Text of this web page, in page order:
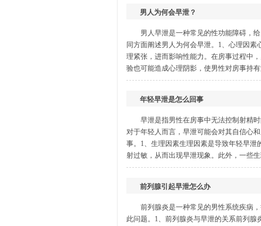
男人为何会早泄？
男人早泄是一种常见的性功能障碍，
同方面阐述男人为何会早泄。1、心理因
理紧张，进而影响性能力。在房事过程中
验也可能造成心理阴影，使男性对房事持
年轻早泄是怎么回事
早泄是指男性在房事中无法控制射精
对于年轻人而言，早泄可能会对其自信心
事。1、生理因素生理因素是导致年轻早
射过敏，从而出现早泄现象。此外，一些
前列腺引起早泄怎么办
前列腺炎是一种常见的男性系统疾病
此问题。1、前列腺炎与早泄的关系前列